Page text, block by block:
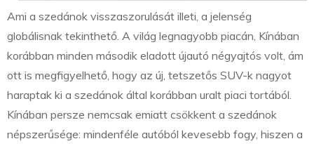
Ami a szedánok visszaszorulását illeti, a jelenség
globálisnak tekinthető. A világ legnagyobb piacán, Kínában
korábban minden második eladott újautó négyajtós volt, ám
ott is megfigyelhető, hogy az új, tetszetős SUV-k nagyot
haraptak ki a szedánok által korábban uralt piaci tortából.
Kínában persze nemcsak emiatt csökkent a szedánok
népszerűsége: mindenféle autóból kevesebb fogy, hiszen a